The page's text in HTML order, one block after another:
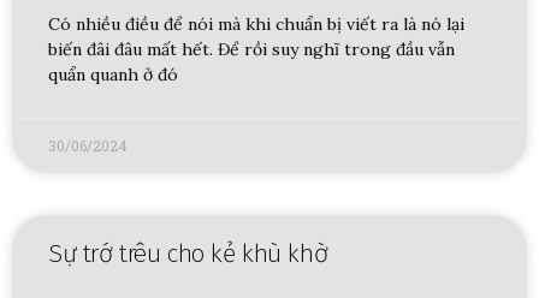
Có nhiều điều để nói mà khi chuẩn bị viết ra là nó lại
biến đâi đâu mất hết. Để rồi suy nghĩ trong đầu vẫn
quẩn quanh ở đó
30/06/2024
Sự trớ trêu cho kẻ khù khờ